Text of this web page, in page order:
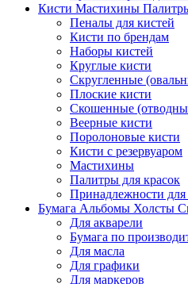
Кисти Мастихины
Пеналы для кистей
Кисти по брендам
Наборы кистей
Круглые кисти
Скругленные
Плоские кисти
Скошенные
Веерные кисти
Поролоновые кисти
Кисти с резервуаром
Мастихины
Палитры для красок
Принадлежности для
Бумага Альбомы Холсты
Для акварели
Бумага по
Для масла
Для графики
Для маркеров